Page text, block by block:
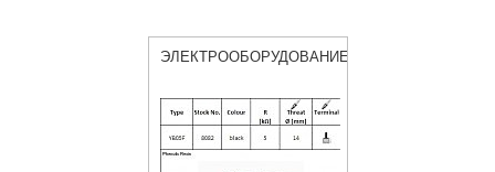
ЭЛЕКТРООБОРУДОВАНИЕ